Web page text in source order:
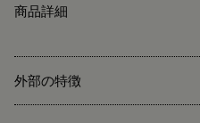
商品詳細
外部の特徴